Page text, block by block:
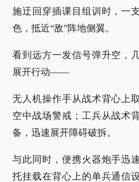
施迂回穿插课目组训时，一
色，抵近“敌”阵地侧翼。
看到远方一发信号弹升空，
展开行动——
无人机操作手从战术背心上
空中战场警戒；工兵从战术
备，迅速展开障碍破拆。
与此同时，便携火器炮手迅
托挂载在背心上的单兵通信